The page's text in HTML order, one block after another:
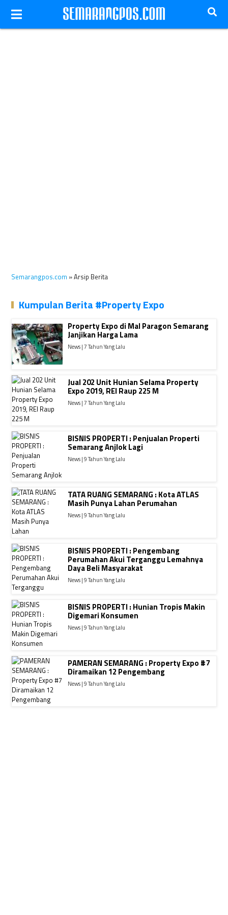
Semarangpos.com » Arsip Berita
Kumpulan Berita #Property Expo
Property Expo di Mal Paragon Semarang
Janjikan Harga Lama
News | 7 Tahun Yang Lalu
Jual 202 Unit Hunian Selama Property
Expo 2019, REI Raup 225 M
News | 7 Tahun Yang Lalu
BISNIS PROPERTI : Penjualan Properti
Semarang Anjlok Lagi
News | 9 Tahun Yang Lalu
TATA RUANG SEMARANG : Kota ATLAS
Masih Punya Lahan Perumahan
News | 9 Tahun Yang Lalu
BISNIS PROPERTI : Pengembang
Perumahan Akui Terganggu Lemahnya
Daya Beli Masyarakat
News | 9 Tahun Yang Lalu
BISNIS PROPERTI : Hunian Tropis Makin
Digemari Konsumen
News | 9 Tahun Yang Lalu
PAMERAN SEMARANG : Property Expo #7
Diramaikan 12 Pengembang
News | 9 Tahun Yang Lalu